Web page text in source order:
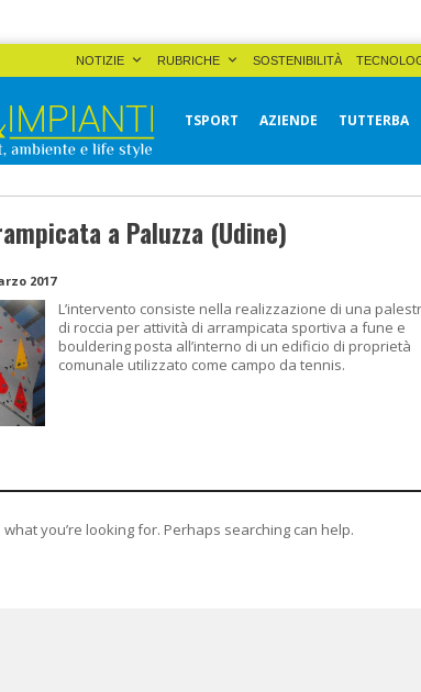
NOTIZIE RUBRICHE SOSTENIBILITÀ
TSPORT AZIENDE TUTTERBA
a Paluzza (Udine)
2017
L’intervento consiste nella realizzazione di una
di roccia per attività di arrampicata sportiva a fune e
bouldering posta all’interno di un edificio di proprietà
comunale utilizzato come campo da tennis.
what you’re looking for. Perhaps searching can help.